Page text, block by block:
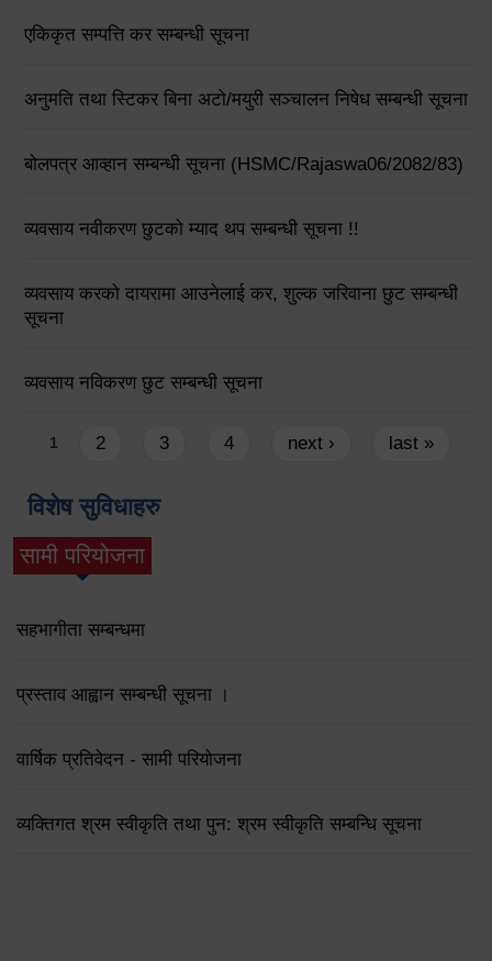
एकिकृत सम्पत्ति कर सम्बन्धी सूचना
अनुमति तथा स्टिकर बिना अटो/मयुरी सञ्चालन निषेध सम्बन्धी सूचना
बोलपत्र आव्हान सम्बन्धी सूचना (HSMC/Rajaswa06/2082/83)
व्यवसाय नवीकरण छुटको म्याद थप सम्बन्धी सूचना !!
व्यवसाय करको दायरामा आउनेलाई कर, शुल्क जरिवाना छुट सम्बन्धी
सूचना
व्यवसाय नविकरण छुट सम्बन्धी सूचना
Pages
1 2 3 4 next › last »
विशेष सुविधाहरु
सामी परियोजना
(active tab)
सहभागीता सम्बन्धमा
प्रस्ताव आह्वान सम्बन्धी सूचना ।
वार्षिक प्रतिवेदन - सामी परियोजना
व्यक्तिगत श्रम स्वीकृति तथा पुन: श्रम स्वीकृति सम्बन्धि सूचना